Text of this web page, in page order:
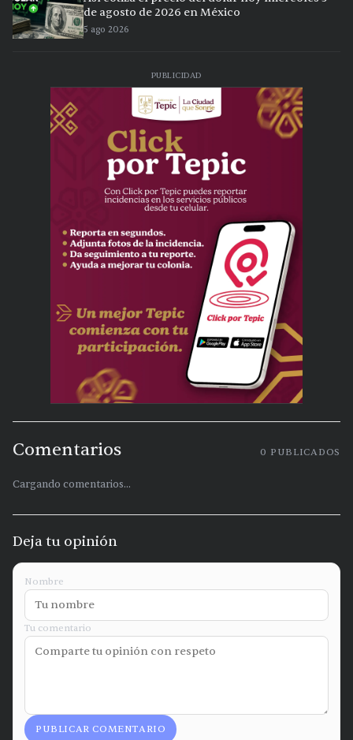
de agosto de 2026 en México
5 ago 2026
PUBLICIDAD
Comentarios 0 PUBLICADOS
Cargando comentarios...
Deja tu opinión
Nombre
Tu comentario
PUBLICAR COMENTARIO